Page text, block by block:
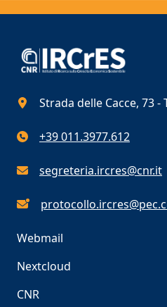
Strada delle Cacce, 73 -
+39 011.3977.612
segreteria.ircres@cnr.it
Webmail
Nextcloud
CNR